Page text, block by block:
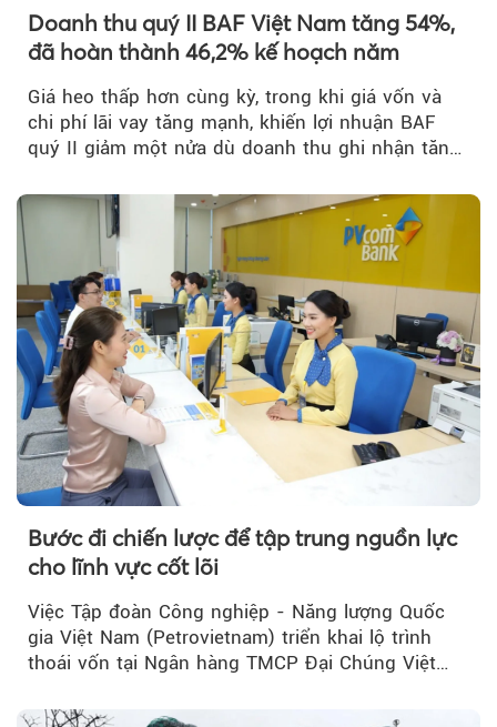
Doanh thu quý II BAF Việt Nam tăng 54%,
đã hoàn thành 46,2% kế hoạch năm
Giá heo thấp hơn cùng kỳ, trong khi giá vốn và
chi phí lãi vay tăng mạnh, khiến lợi nhuận BAF
quý II giảm một nửa dù doanh thu ghi nhận tăng
Bước đi chiến lược để tập trung nguồn lực
cho lĩnh vực cốt lõi
Việc Tập đoàn Công nghiệp - Năng lượng Quốc
gia Việt Nam (Petrovietnam) triển khai lộ trình
thoái vốn tại Ngân hàng TMCP Đại Chúng Việt